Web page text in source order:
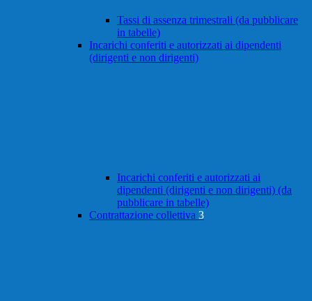
Tassi di assenza trimestrali (da pubblicare
in tabelle)
Incarichi conferiti e autorizzati ai dipendenti
(dirigenti e non dirigenti)
Incarichi conferiti e autorizzati ai
dipendenti (dirigenti e non dirigenti) (da
pubblicare in tabelle)
Contrattazione collettiva 3